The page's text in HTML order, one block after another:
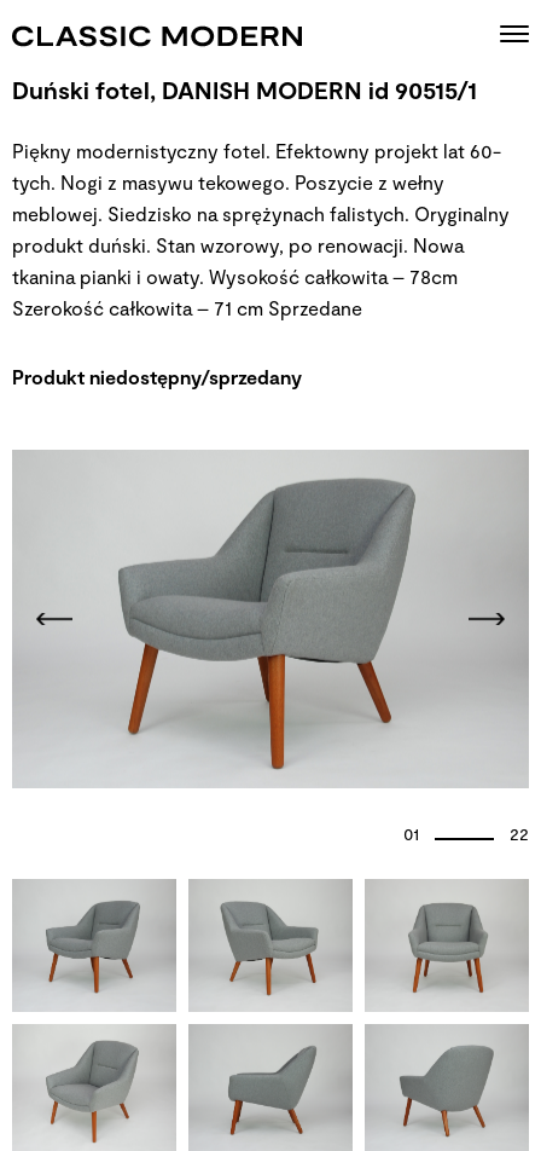
01 22
Duński fotel, DANISH MODERN id 90515/1
Piękny modernistyczny fotel. Efektowny projekt lat 60-
tych. Nogi z masywu tekowego. Poszycie z wełny
meblowej. Siedzisko na sprężynach falistych. Oryginalny
produkt duński. Stan wzorowy, po renowacji. Nowa
tkanina pianki i owaty. Wysokość całkowita – 78cm
Szerokość całkowita – 71 cm Sprzedane
Produkt niedostępny/sprzedany